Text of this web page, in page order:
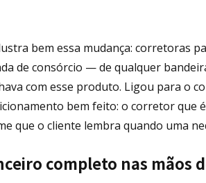
bem essa mudança: corretoras
de consórcio — de qualquer
com esse produto. Ligou para o
bem feito: o corretor que
que o cliente lembra quando uma
completo nas mãos